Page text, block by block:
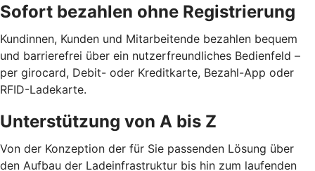
Sofort bezahlen ohne Registrierung
Kundinnen, Kunden und Mitarbeitende bezahlen bequem
und barrierefrei über ein nutzerfreundliches Bedienfeld –
per girocard, Debit- oder Kreditkarte, Bezahl-App oder
RFID-Ladekarte.
Unterstützung von A bis Z
Von der Konzeption der für Sie passenden Lösung über
den Aufbau der Ladeinfrastruktur bis hin zum laufenden